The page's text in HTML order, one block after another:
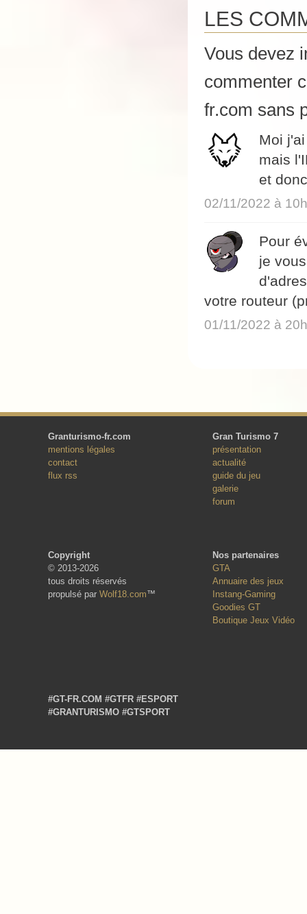
LES
Vous devez
commenter
fr.com sans
Moi
mais
et
02/11/2022 à
Pour
je
votre routeur
01/11/2022 à
Granturismo-fr.com
mentions légales
contact
flux rss
Gran Turismo 7
présentation
actualité
guide du jeu
galerie
forum
Copyright
© 2013-2026
tous droits réservés
propulsé par Wolf18.com™
Nos partenaires
GTA
Annuaire des jeux
Instang-Gaming
Goodies GT
Boutique Jeux Vidéo
#GT-FR.COM #GTFR #ESPORT
#GRANTURISMO #GTSPORT